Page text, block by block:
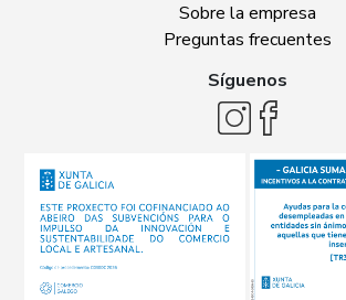
Sobre la empresa
Preguntas frecuentes
Síguenos